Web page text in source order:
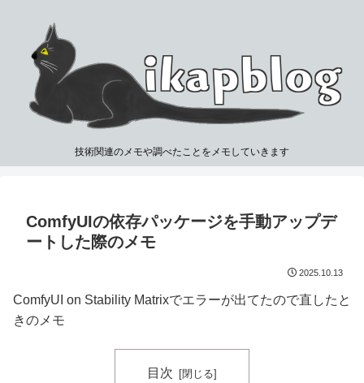
技術関連のメモや調べたことをメモしていきます
ComfyUIの依存パッケージを手動アップデ
ートした際のメモ
2025.10.13
ComfyUI on Stability Matrixでエラーが出てたので直したと
きのメモ
目次